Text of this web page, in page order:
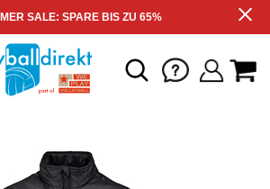
SALE: SPARE BIS ZU 65%